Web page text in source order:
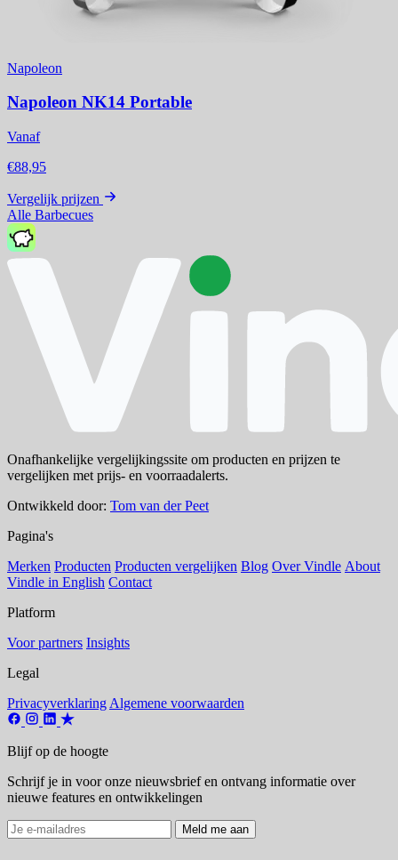
Napoleon
Napoleon NK14 Portable
Vanaf
€88,95
Vergelijk prijzen
Alle Barbecues
Onafhankelijke vergelijkingssite om producten en prijzen te
vergelijken met prijs- en voorraadalerts.
Ontwikkeld door: Tom van der Peet
Pagina's
Merken Producten Producten vergelijken Blog Over Vindle About
Vindle in English Contact
Platform
Voor partners Insights
Legal
Privacyverklaring Algemene voorwaarden
Blijf op de hoogte
Schrijf je in voor onze nieuwsbrief en ontvang informatie over
nieuwe features en ontwikkelingen
Meld me aan